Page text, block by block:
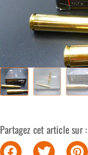
Partagez cet article sur :